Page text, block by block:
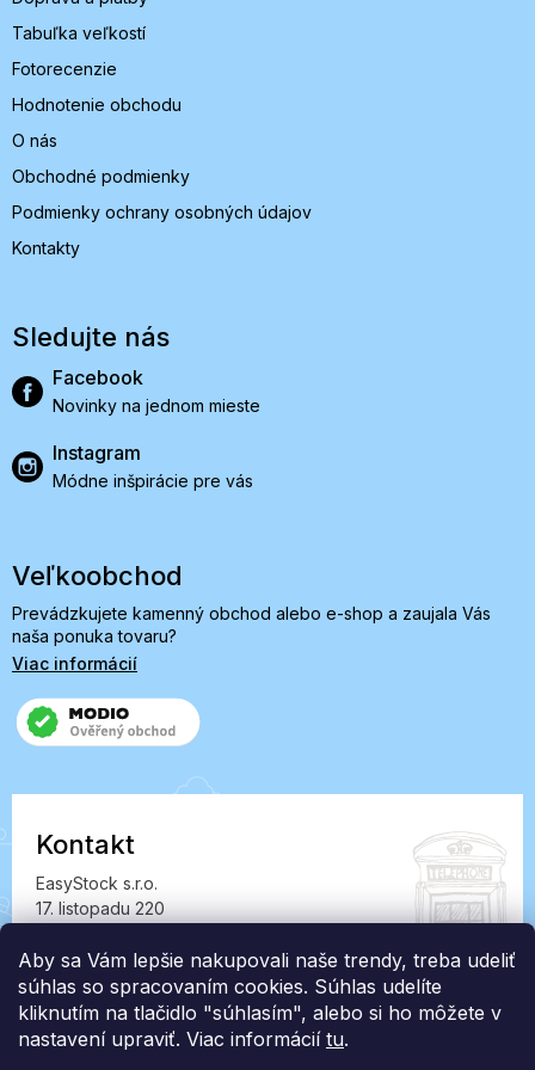
Aby sa Vám lepšie nakupovali naše trendy, treba udeliť
súhlas so spracovaním cookies. Súhlas udelíte
kliknutím na tlačidlo "súhlasím", alebo si ho môžete v
nastavení upraviť. Viac informácií tu.
Tabuľka veľkostí
Fotorecenzie
Hodnotenie obchodu
O nás
Obchodné podmienky
Podmienky ochrany osobných údajov
Kontakty
Sledujte nás
Facebook
Novinky na jednom mieste
Instagram
Módne inšpirácie pre vás
Veľkoobchod
Prevádzkujete kamenný obchod alebo e-shop a zaujala Vás
naša ponuka tovaru?
Viac informácií
Kontakt
EasyStock s.r.o.
17. listopadu 220
IČ: 07727402, DIČ: CZ07727402
info@londonclub.sk